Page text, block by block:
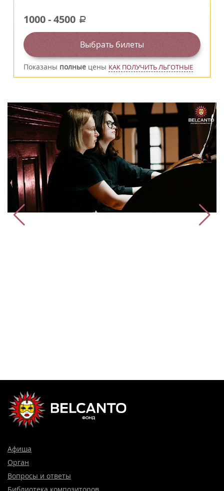
1000-4500 a
Выбрать билеты
Показаны полные цены КАК ПОЛУЧИТЬ ЛЬГОТНЫЕ
Афиша
Орган
Вопросы и ответы